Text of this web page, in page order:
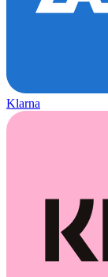
Klarna